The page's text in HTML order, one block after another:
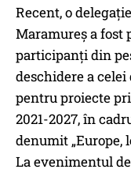
Recent, o
Maramureș a fost
participanți din
deschidere a
pentru proiecte
2021-2027, în
denumit „Europe,
La evenimentul